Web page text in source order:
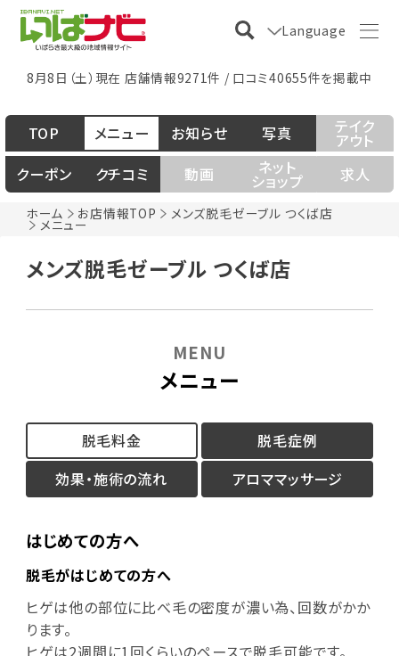
Language
8月8日（土）現在 店舗情報9271件 / 口コミ40655件を掲載中
ホーム お店情報TOP メンズ脱毛ゼーブル つくば店
メニュー
TOP メニュー お知らせ 写真 テイク
アウト
クーポン
クチコミ 動画 ネット
ショップ 求人
メンズ脱毛ゼーブル つくば店
メニュー
MENU
脱毛料金
脱毛症例
効果・施術の流れ
アロママッサージ
はじめての方へ
脱毛がはじめての方へ
ヒゲは他の部位に比べ毛の密度が濃い為、回数がかか
ります。